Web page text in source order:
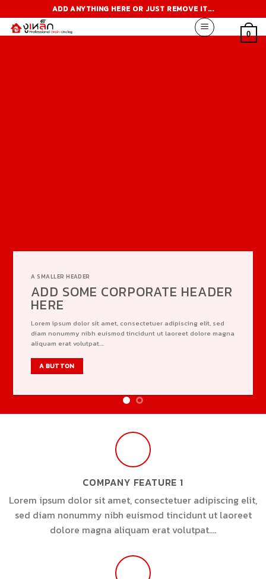
to
content
ADD ANYTHING HERE OR JUST REMOVE IT...
0
A SMALLER HEADER
ADD SOME CORPORATE HEADER
HERE
Lorem ipsum dolor sit amet, consectetuer adipiscing elit, sed
diam nonummy nibh euismod tincidunt ut laoreet dolore magna
aliquam erat volutpat….
A BUTTON
COMPANY FEATURE 1
Lorem ipsum dolor sit amet, consectetuer adipiscing elit,
sed diam nonummy nibh euismod tincidunt ut laoreet
dolore magna aliquam erat volutpat….